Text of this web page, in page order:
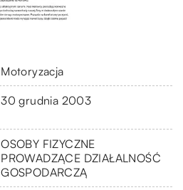
Motoryzacja
30 grudnia 2003
OSOBY FIZYCZNE
PROWADZĄCE DZIAŁALNOŚĆ
GOSPODARCZĄ